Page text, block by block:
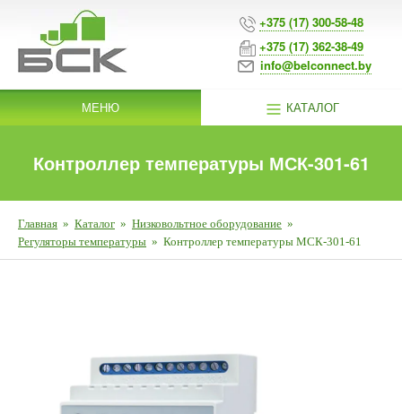
+375 (17) 300-58-48
+375 (17) 362-38-49
info@belconnect.by
МЕНЮ КАТАЛОГ
Контроллер температуры МСК-301-61
Главная » Каталог » Низковольтное оборудование »
Регуляторы температуры » Контроллер температуры МСК-301-61